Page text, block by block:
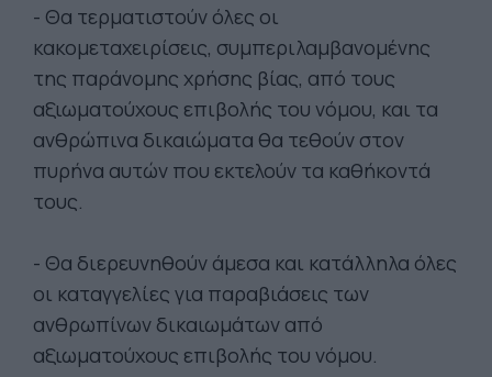
- Θα τερματιστούν όλες οι
κακομεταχειρίσεις, συμπεριλαμβανομένης
της παράνομης χρήσης βίας, από τους
αξιωματούχους επιβολής του νόμου, και τα
ανθρώπινα δικαιώματα θα τεθούν στον
πυρήνα αυτών που εκτελούν τα καθήκοντά
τους.
- Θα διερευνηθούν άμεσα και κατάλληλα όλες
οι καταγγελίες για παραβιάσεις των
ανθρωπίνων δικαιωμάτων από
αξιωματούχους επιβολής του νόμου.